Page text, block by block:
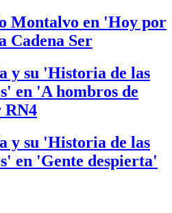
Montalvo en 'Hoy por
Cadena Ser
y su 'Historia de las
en 'A hombros de
RN4
y su 'Historia de las
en 'Gente despierta'